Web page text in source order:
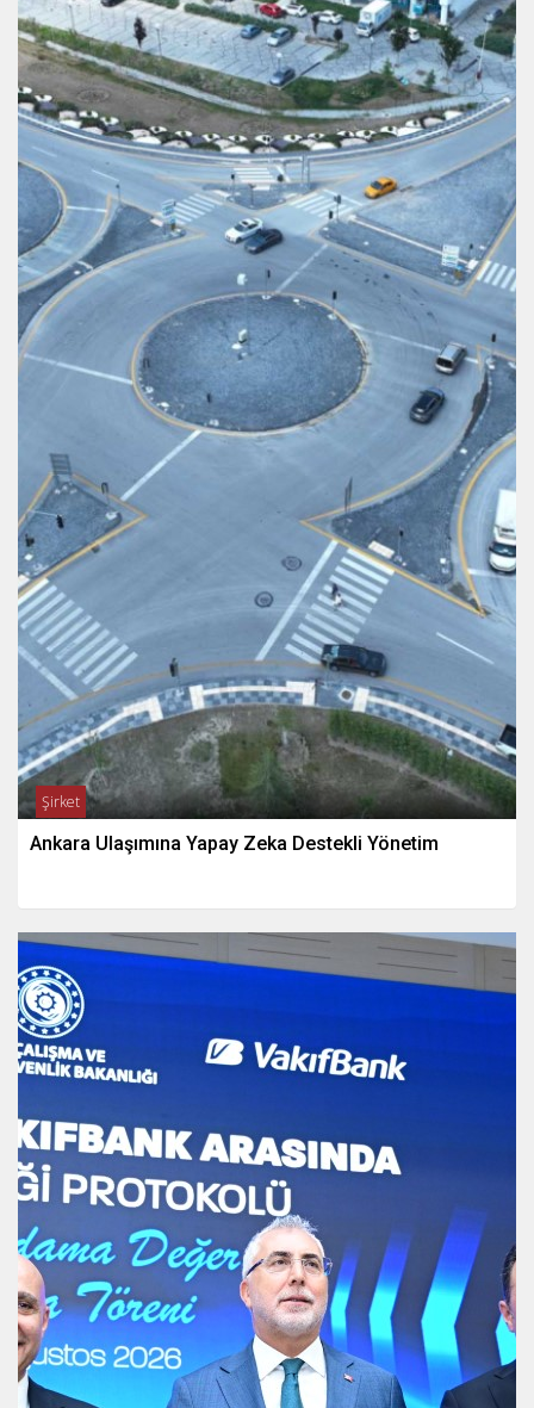
Şirket
Ankara Ulaşımına Yapay Zeka Destekli Yönetim